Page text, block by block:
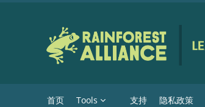
首页 Tools 支持 隐私政策